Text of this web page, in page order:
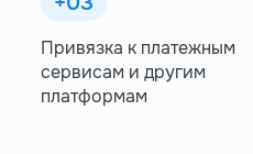
Привязка к платежным
сервисам и другим
платформам